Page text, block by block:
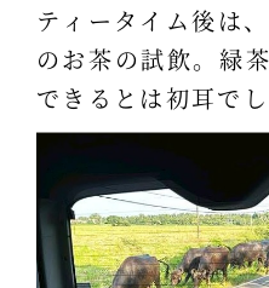
ティータイム後は
のお茶の試飲。緑
できるとは初耳でし